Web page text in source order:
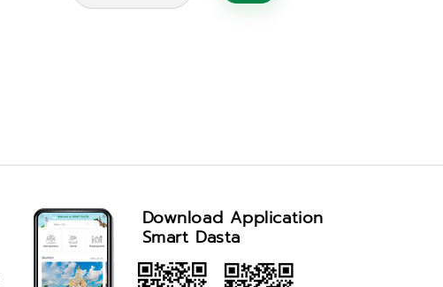
Download Application
Smart Dasta